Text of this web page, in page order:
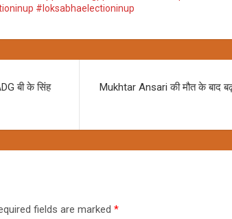
#loksabhaelectioninup
बी के सिंह
Mukhtar Ansari की मौत के बाद
fields are marked *